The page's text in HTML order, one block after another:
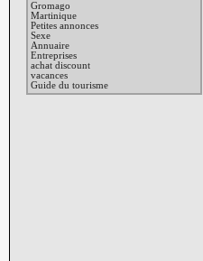
Gromago
Martinique
Petites annonces
Sexe
Annuaire
Entreprises
achat discount
vacances
Guide du tourisme